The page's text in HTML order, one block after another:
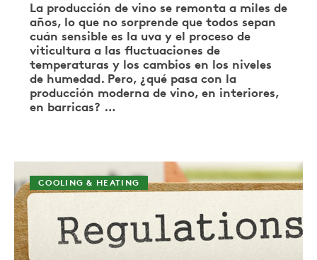
La producción de vino se remonta a miles de
años, lo que no sorprende que todos sepan
cuán sensible es la uva y el proceso de
viticultura a las fluctuaciones de
temperaturas y los cambios en los niveles
de humedad. Pero, ¿qué pasa con la
producción moderna de vino, en interiores,
en barricas? …
COOLING & HEATING